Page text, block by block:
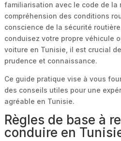
familiarisation avec le code de la
compréhension des conditions
conscience de la sécurité
conduisez votre propre véhicule
voiture en Tunisie, il est crucial
prudence et connaissance.
Ce guide pratique vise à vous
des conseils utiles pour une
agréable en Tunisie.
Règles de base à
conduire en